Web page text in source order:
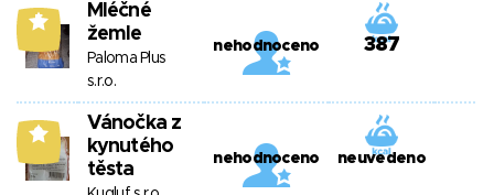
5
Mléčné
žemle
Paloma Plus
s.r.o.
nehodnoceno 387
9
Vánočka z
kynutého
těsta
nehodnoceno neuvedeno